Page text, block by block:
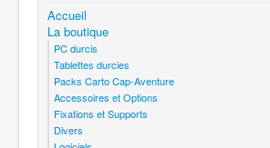
Accueil
La boutique
PC durcis
Tablettes durcies
Packs Carto Cap-Aventure
Accessoires et Options
Fixations et Supports
Divers